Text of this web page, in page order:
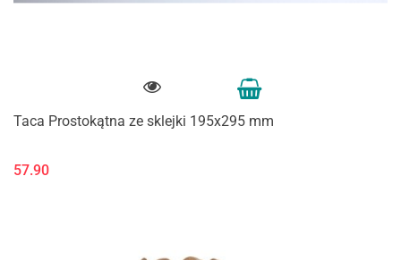
Taca Prostokątna ze sklejki 195x295 mm
57.90